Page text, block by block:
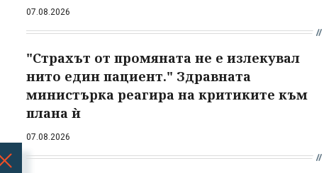
07.08.2026
"Страхът от промяната не е излекувал
нито един пациент." Здравната
министърка реагира на критиките към
плана ѝ
07.08.2026